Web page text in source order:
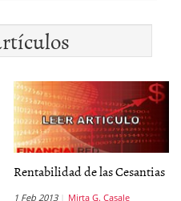
Rentabilidad de las Cesantias
1 Feb 2013 Mirta G. Casale